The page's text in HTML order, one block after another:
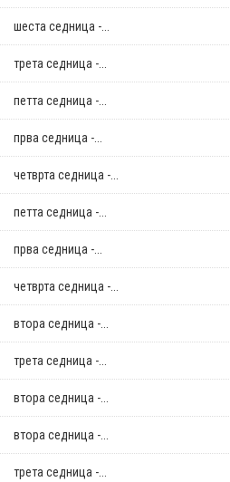
шеста седница -...
трета седница -...
петта седница -...
прва седница -...
четврта седница -...
петта седница -...
прва седница -...
четврта седница -...
втора седница -...
трета седница -...
втора седница -...
втора седница -...
трета седница -...